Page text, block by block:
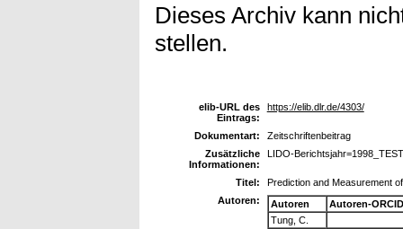
Dieses Archiv kann
stellen.
elib-URL des
Eintrags:
https://elib.dlr.de/4303/
Dokumentart:
Zeitschriftenbeitrag
Zusätzliche
Informationen:
LIDO-
Titel:
Prediction and Measurement
Autoren:
Autoren
Autoren-
Tung, C.